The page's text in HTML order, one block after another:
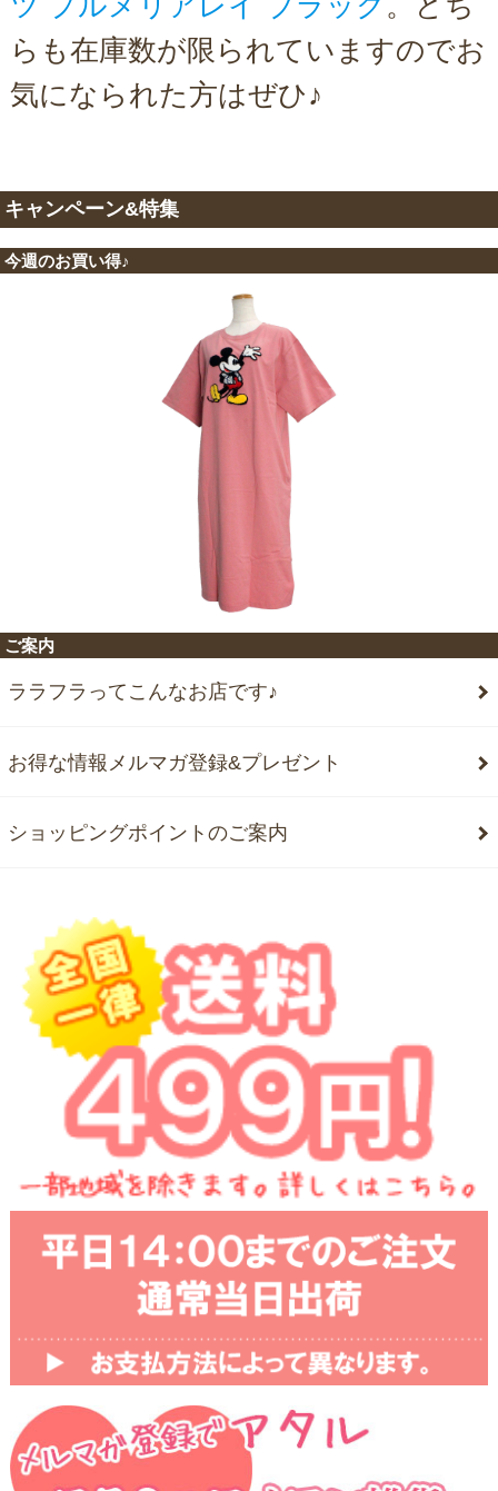
らも在庫数が限られていますのでお
気になられた方はぜひ♪
キャンペーン&特集
今週のお買い得♪
ご案内
ララフラってこんなお店です♪
お得な情報メルマガ登録&プレゼント
ショッピングポイントのご案内